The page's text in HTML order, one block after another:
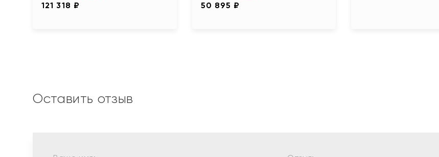
121 318 ₽ 50 895 ₽
Оставить отзыв